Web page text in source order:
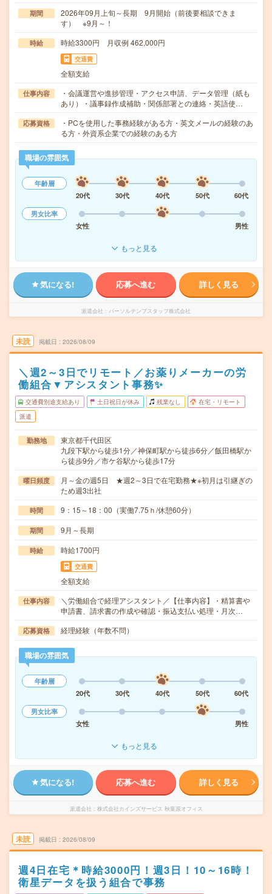
期間
2026年09月上旬～長期 9月開始（前後要相談できま
す） ※9月～！
時給 時給3300円 月収例 462,000円
交通費
全額支給
仕事内容
・会議運営や進捗管理・アクセス申請、データ管理（紙も
あり）・議事録作成補助・関係部署との連絡・英語使…
応募資格
・PCを使用した事務経験がある方・英文メールの経験のあ
る方・外資系企業での経験のある方
職場の雰囲気
年齢層
20代
30代 40代 50代
60代
男女比率
女性
男性
もっと見る
気になる! 応募へ進む 詳しく見る
派遣会社 パーソルテンプスタッフ株式会社
未読 掲載日 2026/08/09
＼週2～3日でリモート／お薬りメーカーの労
働組合▼アシスタント事務✨
交通費別途支給あり 土日祝日が休み 残業なし 在宅・リモート
派遣
勤務地
東京都千代田区
九段下駅から徒歩1分／神保町駅から徒歩6分／飯田橋駅か
ら徒歩9分／市ケ谷駅から徒歩17分
曜日頻度
月～金の週5日 ★週2～3日で在宅勤務★※初月は引継ぎの
ため週3出社
時間 9：15～18：00（実働7.75ｈ/休憩60分）
期間 9月～長期
時給 時給1700円
交通費
全額支給
仕事内容
＼労働組合で経理アシスタント／【仕事内容】・精算書や
申請書、請求書の作成や確認・振込支払い処理・月次…
応募資格 経理経験（年数不問）
職場の雰囲気
年齢層
20代
30代 40代 50代
60代
男女比率
女性
男性
もっと見る
気になる! 応募へ進む 詳しく見る
派遣会社 株式会社カインズサービス 秋葉原オフィス
未読 掲載日 2026/08/09
週4日在宅＊時給3000円！週3日！10～16時！
衛星データを扱う組合で事務